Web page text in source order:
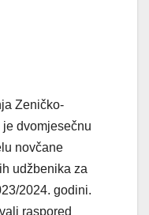
Zeničko-
dvomjesečnu
novčane
udžbenika za
2024. godini.
raspored